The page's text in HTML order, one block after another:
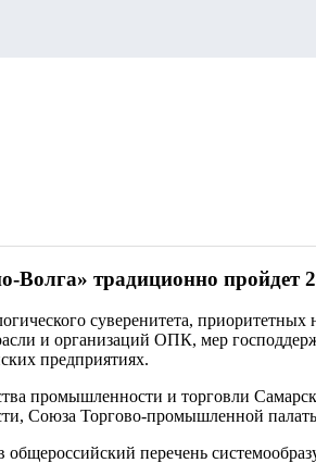
Волга» традиционно
суверенитета,
и организаций ОПК, мер
предприятиях.
промышленности и торговли
Союза Торгово-промышленной
перечень